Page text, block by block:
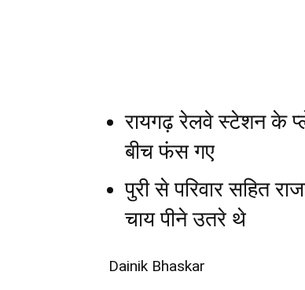
रायगढ़ रेलवे स्टेशन के
बीच फंस गए
पुरी से परिवार सहित
चाय पीने उतरे थे
Dainik Bhaskar